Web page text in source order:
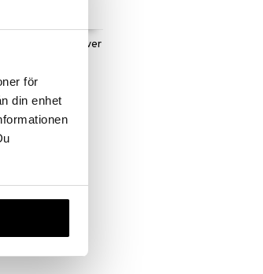
för
din enhet
Earth Macapulver
€